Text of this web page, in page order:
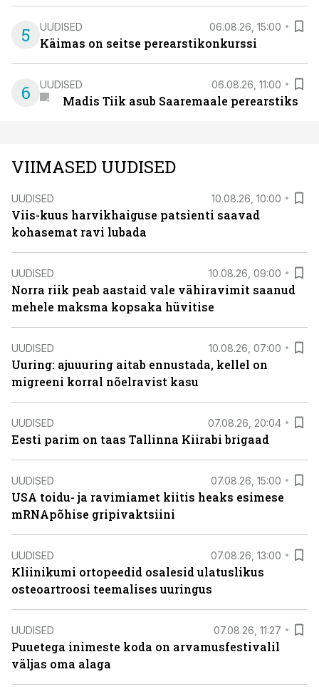
5 UUDISED 06.08.26, 15:00
Käimas on seitse perearstikonkurssi
6 UUDISED 06.08.26, 11:00
Madis Tiik asub Saaremaale perearstiks
VIIMASED UUDISED
UUDISED 10.08.26, 10:00
Viis-kuus harvikhaiguse patsienti saavad
kohasemat ravi lubada
UUDISED 10.08.26, 09:00
Norra riik peab aastaid vale vähiravimit saanud
mehele maksma kopsaka hüvitise
UUDISED 10.08.26, 07:00
Uuring: ajuuuring aitab ennustada, kellel on
migreeni korral nõelravist kasu
UUDISED 07.08.26, 20:04
Eesti parim on taas Tallinna Kiirabi brigaad
UUDISED 07.08.26, 15:00
USA toidu- ja ravimiamet kiitis heaks esimese
mRNApõhise gripivaktsiini
UUDISED 07.08.26, 13:00
Kliinikumi ortopeedid osalesid ulatuslikus
osteoartroosi teemalises uuringus
UUDISED 07.08.26, 11:27
Puuetega inimeste koda on arvamusfestivalil
väljas oma alaga